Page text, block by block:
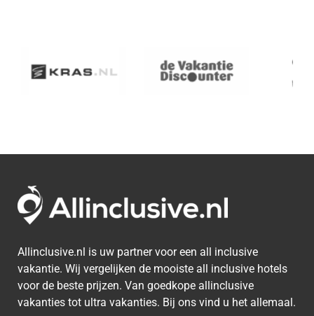
Allinclusive.nl is uw partner voor een all inclusive
vakantie. Wij vergelijken de mooiste all inclusive hotels
voor de beste prijzen. Van goedkope allinclusive
vakanties tot ultra vakanties. Bij ons vind u het allemaal.